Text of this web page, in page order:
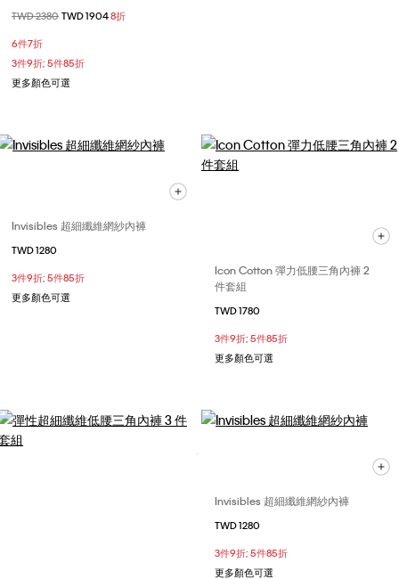
價格扣減從
TWD 2380 至
TWD 19048折
6件7折
3件9折; 5件85折
更多顏色可選
Invisibles 超細纖維網紗內褲
TWD 1280
3件9折; 5件85折
更多顏色可選
Icon Cotton 彈力低腰三角內褲 2
件套組
TWD 1780
3件9折; 5件85折
更多顏色可選
Invisibles 超細纖維網紗內褲
TWD 1280
3件9折; 5件85折
更多顏色可選